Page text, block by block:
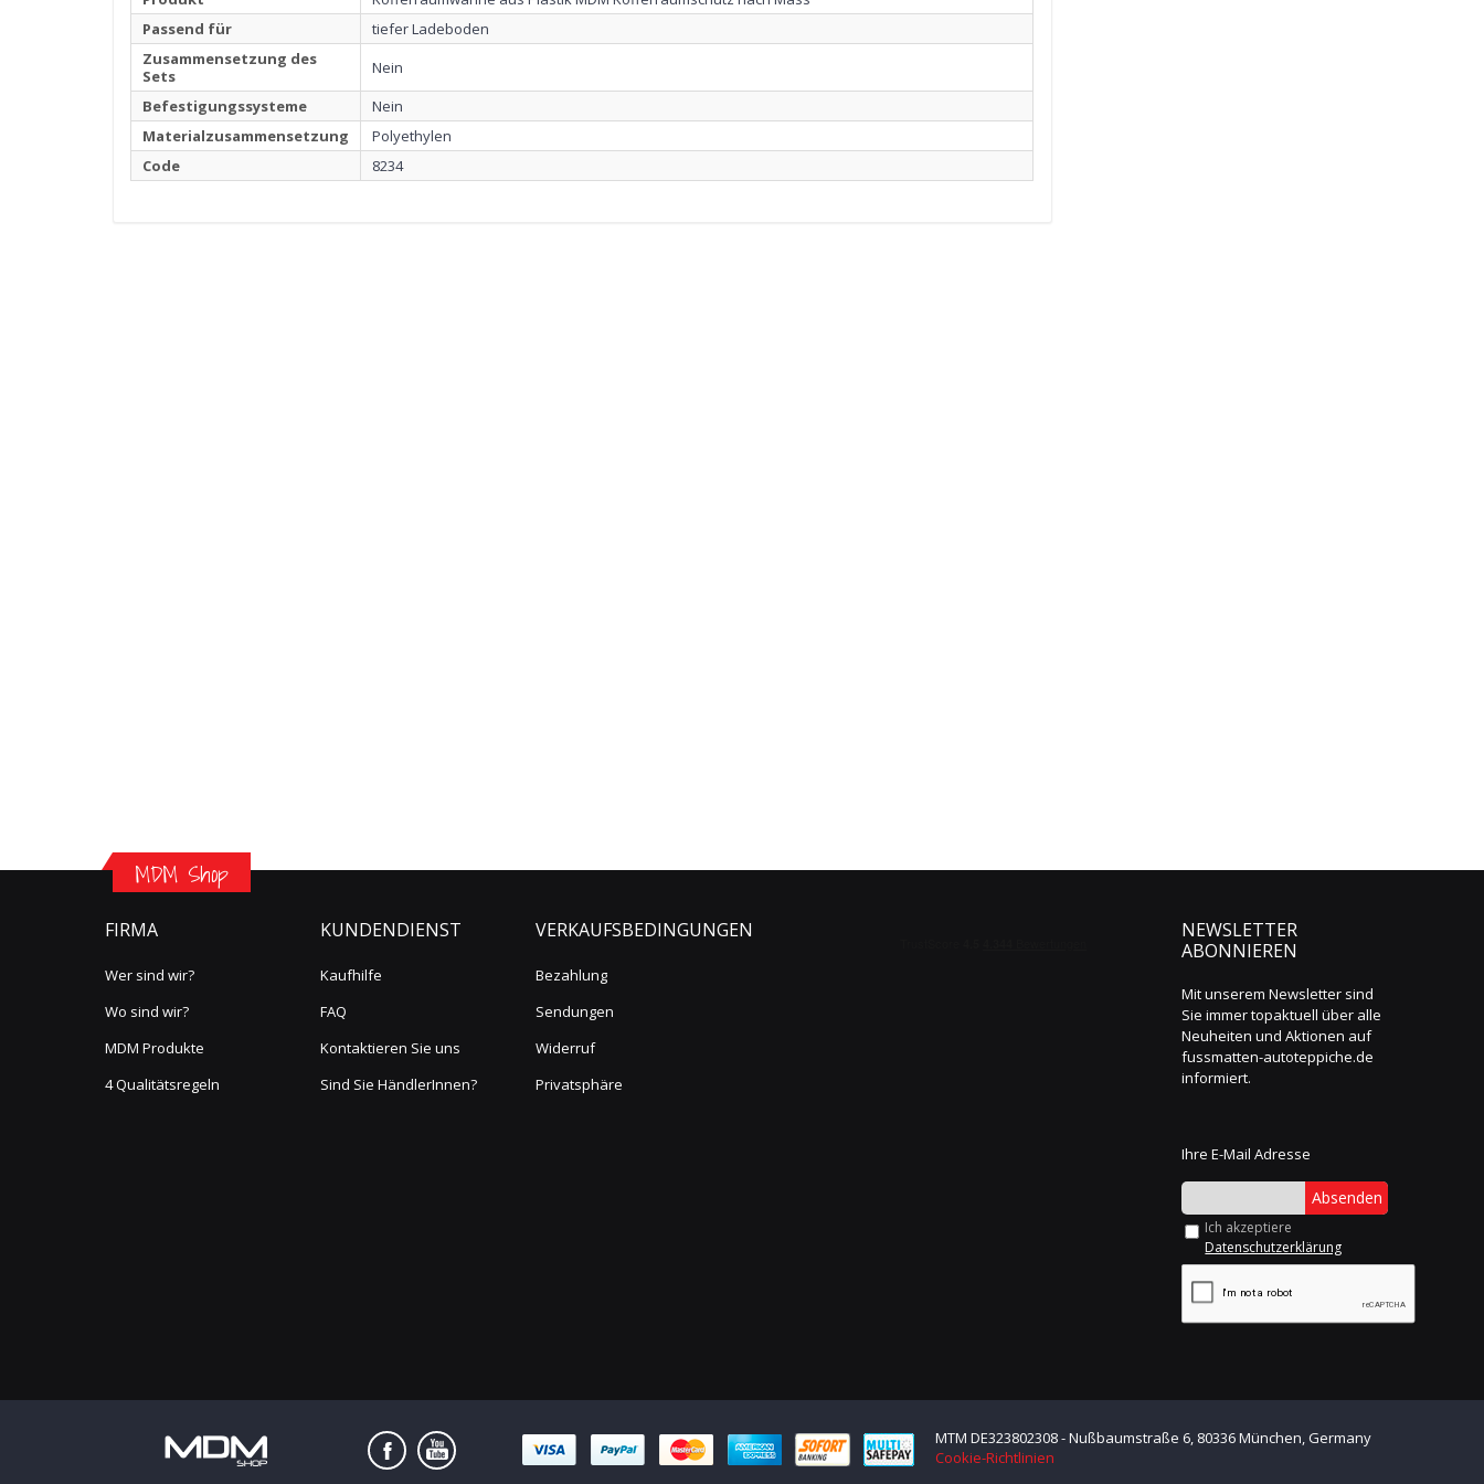
Passend für
tiefer Ladeboden
Zusammensetzung des
Sets
Nein
Befestigungssysteme
Nein
Materialzusammensetzung
Polyethylen
Code
8234
MDM Shop
FIRMA
Wer sind wir?
Wo sind wir?
MDM Produkte
4 Qualitätsregeln
KUNDENDIENST
Kaufhilfe
FAQ
Kontaktieren Sie uns
Sind Sie HändlerInnen?
VERKAUFSBEDINGUNGEN
Bezahlung
Sendungen
Widerruf
Privatsphäre
NEWSLETTER
ABONNIEREN
Mit unserem Newsletter sind
Sie immer topaktuell über alle
Neuheiten und Aktionen auf
fussmatten-autoteppiche.de
informiert.
Ihre E-Mail Adresse
Absenden
Ich akzeptiere
Datenschutzerklärung
MTM DE323802308 - Nußbaumstraße 6, 80336 München, Germany
Cookie-Richtlinien